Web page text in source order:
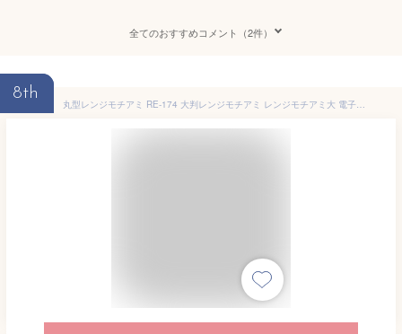
全てのおすすめコメント（2件）
8th
丸型レンジモチアミ RE-174 大判レンジモチアミ レンジモチアミ大 電子レンジ餅アミ レンジもち網 チンしてお餅 曙産業 燕三条 日本製 定形外郵便 送料無料 代引き不可 配送日時時間指定不可